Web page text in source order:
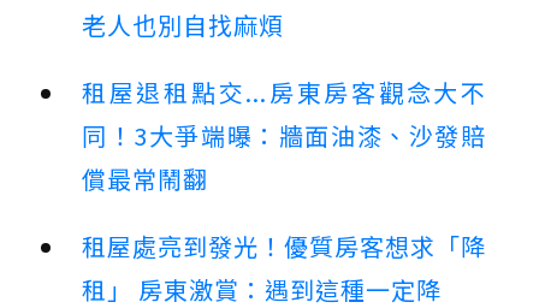
老人也別自找麻煩
租屋退租點交...房東房客觀念大不
同！3大爭端曝：牆面油漆、沙發賠
償最常鬧翻
租屋處亮到發光！優質房客想求「降
租」 房東激賞：遇到這種一定降